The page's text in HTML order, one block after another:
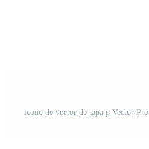
icono de vector de tapa p Vector Pro